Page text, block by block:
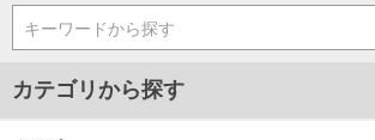
※当店での掲載商品は、実店鋪と在庫を共用しております
舗からのお取り寄せ等により、お客様にご迷惑をお掛けし
す。そのようなことがない様最大限に努めておりますが、
キーワードから探す
カテゴリから探す